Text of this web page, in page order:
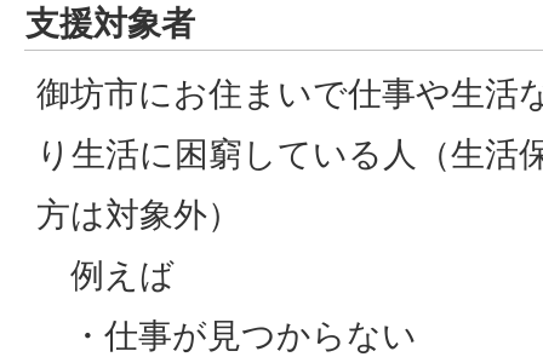
支援対象者
御坊市にお住まいで仕事や生活
り生活に困窮している人（生活
方は対象外）
例えば
・仕事が見つからない